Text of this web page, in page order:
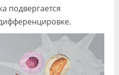
подвергается